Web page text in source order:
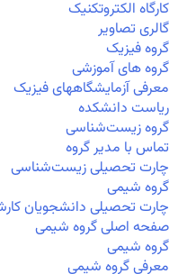
کارگاه الکتروتکنیک
گالری تصاویر
گروه فیزیک
گروه های آموزشی
معرفی آزمایشگاههای فیزیک
ریاست دانشکده
گروه زیست‌شناسی
تماس با مدیر گروه
چارت تحصیلی زیست‌شناسی
گروه شیمی
چارت تحصیلی دانشجویان
صفحه اصلی گروه شیمی
گروه شیمی
معرفی گروه شیمی